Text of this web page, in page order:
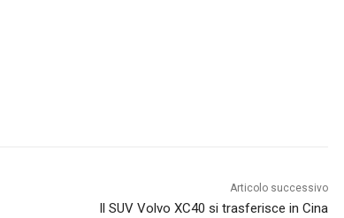
Articolo successivo
Il SUV Volvo XC40 si trasferisce in Cina